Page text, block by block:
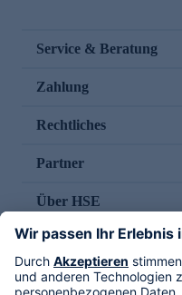
Service & Beratung
Zahlung
Rechtliches
Partner
Über HSE
Im TV
HSE International